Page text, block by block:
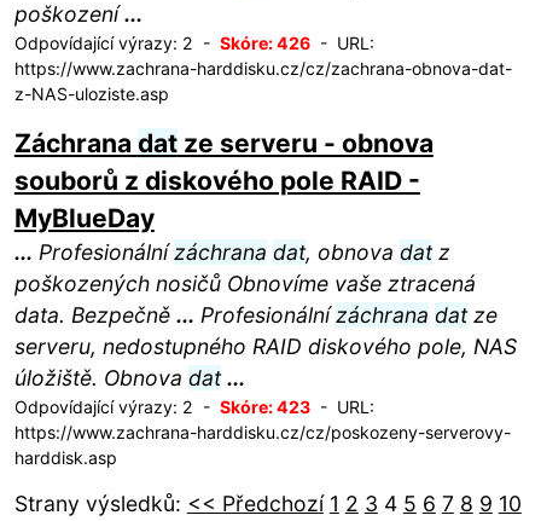
poškození...
Odpovídající výrazy: 2 - Skóre: 426- URL:
https://www.zachrana-harddisku.cz/cz/zachrana-obnova-dat-
z-NAS-uloziste.asp
Záchrana datze serveru - obnova
souborů z diskového pole RAID -
MyBlueDay
... Profesionálnízáchrana dat, obnova datz
poškozených nosičů Obnovíme vaše ztracená
data. Bezpečně ... Profesionálnízáchrana datze
serveru, nedostupného RAID diskového pole, NAS
úložiště. Obnova dat ...
Odpovídající výrazy: 2 - Skóre: 423- URL:
https://www.zachrana-harddisku.cz/cz/poskozeny-serverovy-
harddisk.asp
Strany výsledků: << Předchozí 1 2 3 4 5 6 7 8 9 10